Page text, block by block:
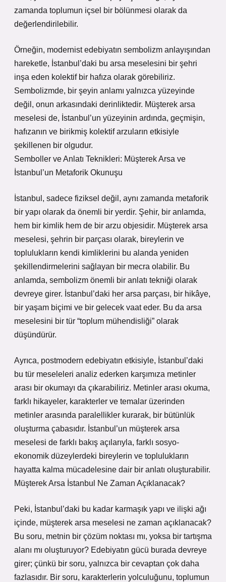
zamanda toplumun içsel bir bölünmesi olarak da
değerlendirilebilir.
Örneğin, modernist edebiyatın sembolizm anlayışından
hareketle, İstanbul’daki bu arsa meselesini bir şehri
inşa eden kolektif bir hafıza olarak görebiliriz.
Sembolizmde, bir şeyin anlamı yalnızca yüzeyinde
değil, onun arkasındaki derinliktedir. Müşterek arsa
meselesi de, İstanbul’un yüzeyinin ardında, geçmişin,
hafızanın ve birikmiş kolektif arzuların etkisiyle
şekillenen bir olgudur.
Semboller ve Anlatı Teknikleri: Müşterek Arsa ve
İstanbul’un Metaforik Okunuşu
İstanbul, sadece fiziksel değil, aynı zamanda metaforik
bir yapı olarak da önemli bir yerdir. Şehir, bir anlamda,
hem bir kimlik hem de bir arzu objesidir. Müşterek arsa
meselesi, şehrin bir parçası olarak, bireylerin ve
toplulukların kendi kimliklerini bu alanda yeniden
şekillendirmelerini sağlayan bir mecra olabilir. Bu
anlamda, sembolizm önemli bir anlatı tekniği olarak
devreye girer. İstanbul’daki her arsa parçası, bir hikâye,
bir yaşam biçimi ve bir gelecek vaat eder. Bu da arsa
meselesini bir tür “toplum mühendisliği” olarak
düşündürür.
Ayrıca, postmodern edebiyatın etkisiyle, İstanbul’daki
bu tür meseleleri analiz ederken karşımıza metinler
arası bir okumayı da çıkarabiliriz. Metinler arası okuma,
farklı hikayeler, karakterler ve temalar üzerinden
metinler arasında paralellikler kurarak, bir bütünlük
oluşturma çabasıdır. İstanbul’un müşterek arsa
meselesi de farklı bakış açılarıyla, farklı sosyo-
ekonomik düzeylerdeki bireylerin ve toplulukların
hayatta kalma mücadelesine dair bir anlatı oluşturabilir.
Müşterek Arsa İstanbul Ne Zaman Açıklanacak?
Peki, İstanbul’daki bu kadar karmaşık yapı ve ilişki ağı
içinde, müşterek arsa meselesi ne zaman açıklanacak?
Bu soru, metnin bir çözüm noktası mı, yoksa bir tartışma
alanı mı oluşturuyor? Edebiyatın gücü burada devreye
girer; çünkü bir soru, yalnızca bir cevaptan çok daha
fazlasıdır. Bir soru, karakterlerin yolculuğunu, toplumun